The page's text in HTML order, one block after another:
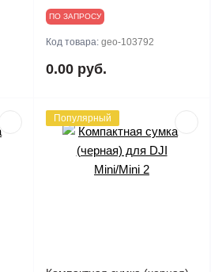
ПО ЗАПРОСУ
Код товара: geo-103792
0.00 руб.
Популярный